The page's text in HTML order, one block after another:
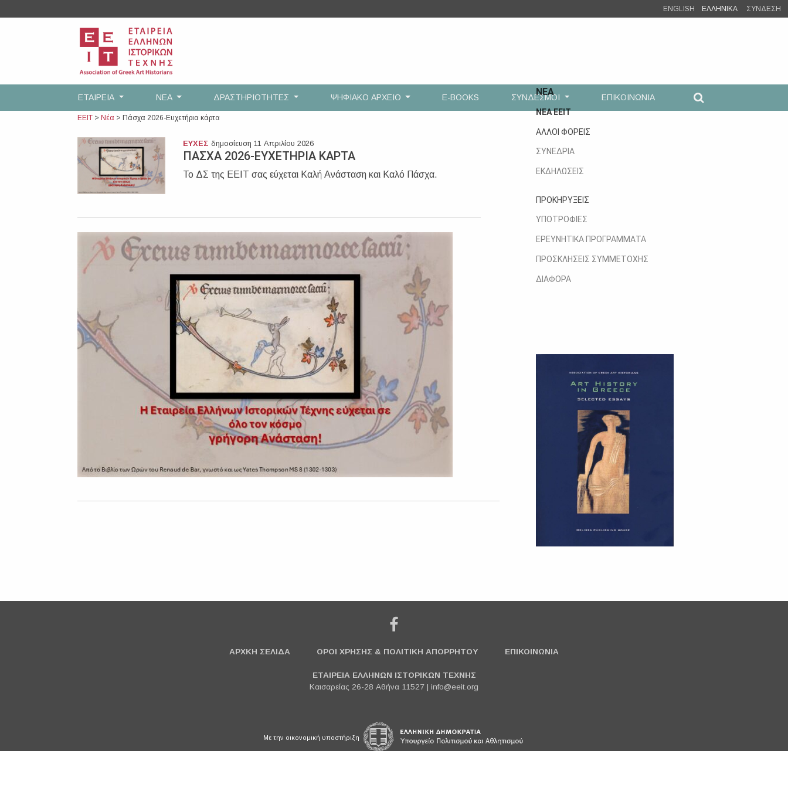
to
ENGLISH ΕΛΛΗΝΙΚΑ ΣΥΝΔΕΣΗ
ΕΤΑΙΡEΙΑ ΝΕΑ ΔΡΑΣΤΗΡΙΟΤΗΤΕΣ ΨΗΦΙΑΚΟ ΑΡΧΕΙΟ E-BOOKS ΣΥΝΔΕΣΜΟΙ ΕΠΙΚΟΙΝΩΝΙΑ
ΕΕΙΤ > Νέα > Πάσχα 2026-Ευχετήρια κάρτα
ΕΥΧΕΣ δημοσίευση 11 Απριλίου 2026
ΠΑΣΧΑ 2026-ΕΥΧΕΤΗΡΙΑ ΚΑΡΤΑ
Το ΔΣ της ΕΕΙΤ σας εύχεται Καλή Ανάσταση και Καλό Πάσχα.
ΝΕΑ
ΝΕΑ ΕΕΙΤ
ΑΛΛΟΙ ΦΟΡΕΙΣ
ΣΥΝΕΔΡΙΑ
ΕΚΔΗΛΩΣΕΙΣ
ΠΡΟΚΗΡΥΞΕΙΣ
ΥΠΟΤΡΟΦΙΕΣ
ΕΡΕΥΝΗΤΙΚΑ ΠΡΟΓΡΑΜΜΑΤΑ
ΠΡΟΣΚΛΗΣΕΙΣ ΣΥΜΜΕΤΟΧΗΣ
ΔΙΑΦΟΡΑ
ΑΡΧΚΗ ΣΕΛΙΔΑ ΟΡΟΙ ΧΡΗΣΗΣ & ΠΟΛΙΤΙΚΗ ΑΠΟΡΡΗΤΟΥ ΕΠΙΚΟΙΝΩΝΙΑ
ΕΤΑΙΡΕΙΑ ΕΛΛΗΝΩΝ ΙΣΤΟΡΙΚΩΝ ΤΕΧΝΗΣ
Καισαρείας 26-28 Αθήνα 11527 | info@eeit.org
Με την οικονομική υποστήριξη